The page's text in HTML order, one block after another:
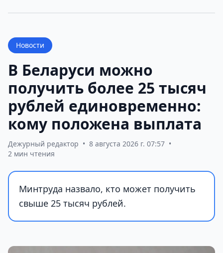
Новости
В Беларуси можно
получить более 25 тысяч
рублей единовременно:
кому положена выплата
Дежурный редактор • 8 августа 2026 г. 07:57 •
2 мин чтения
Минтруда назвало, кто может получить
свыше 25 тысяч рублей.